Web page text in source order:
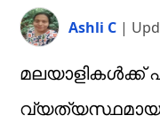
Ashli C |
വ്യത്യസ്ഥമായ